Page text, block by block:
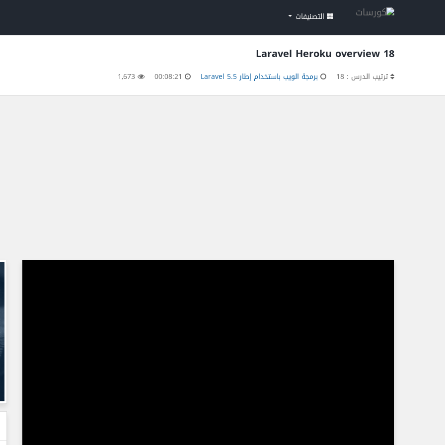
التصنيفات
18 Laravel Heroku overview
ترتيب الدرس : 18 برمجة الويب باستخدام إطار Laravel 5.5